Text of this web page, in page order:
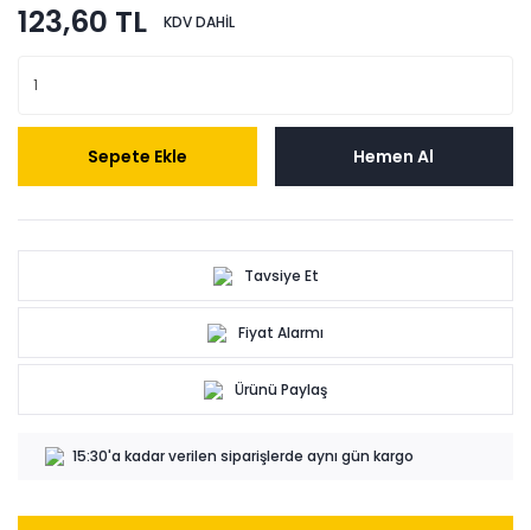
123,60 TL KDV DAHİL
Sepete Ekle Hemen Al
Tavsiye Et
Fiyat Alarmı
Ürünü Paylaş
15:30'a kadar verilen siparişlerde aynı gün kargo